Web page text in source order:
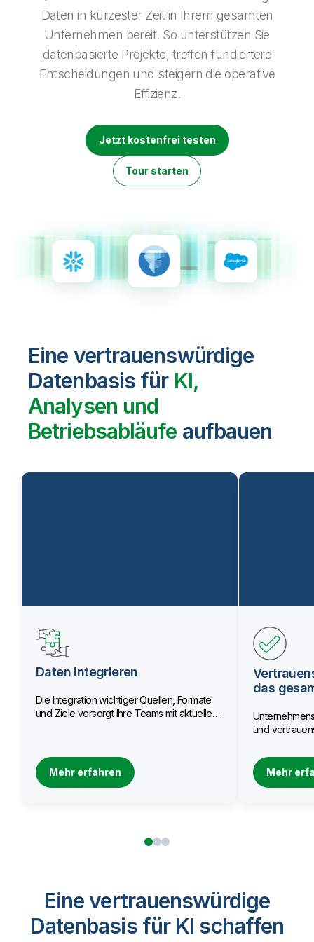
Produktdokumentation
Presse
Weltweite Niederlassungen
Qlik
Talend
Daten in kürzester Zeit in Ihrem gesamten
Unternehmen bereit. So unterstützen Sie
datenbasierte Projekte, treffen fundiertere
Entscheidungen und steigern die operative
Effizienz.
Jetzt kostenfrei testen
Tour starten
Eine vertrauenswürdige
Datenbasis für KI,
Analysen und
Betriebsabläufe aufbauen
Daten integrieren
Die Integration wichtiger Quellen, Formate
und Ziele versorgt Ihre Teams mit aktuellen
Mehr erfahren
das
und
Mehr
Eine vertrauenswürdige
Datenbasis für KI schaffen